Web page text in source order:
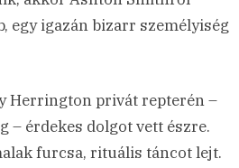
egy igazán bizarr személyiség
Herrington privát repterén –
– érdekes dolgot vett észre.
furcsa, rituális táncot lejt.